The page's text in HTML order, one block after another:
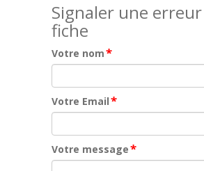
Signaler une
fiche
Votre nom*
Votre Email*
Votre message*